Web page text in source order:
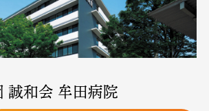
誠和会 牟田病院